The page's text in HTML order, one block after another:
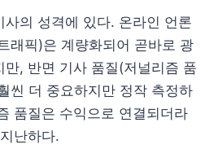
사의 성격에 있다. 온라인 언론
래픽)은 계량화되어 곧바로 광
만, 반면 기사 품질(저널리즘 품
씬 더 중요하지만 정작 측정하
품질은 수익으로 연결되더라
난하다.